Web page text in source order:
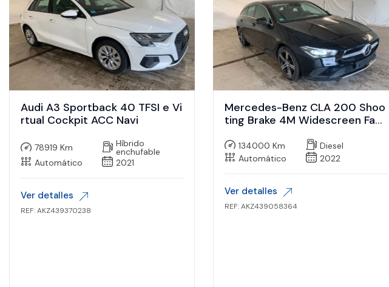
Audi A3 Sportback 40 TFSI e Vi
rtual Cockpit ACC Navi
78919 Km Híbrido
enchufable
Automático
2021
Ver detalles
REF: AKZ439370238
Mercedes-Benz CLA 200 Shoo
ting Brake 4M Widescreen Fahr
134000 Km
Diesel
Automático
2022
Ver detalles
REF: AKZ439058364